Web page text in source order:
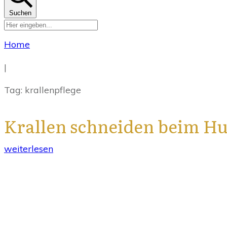
Suchen
Home
|
Tag: krallenpflege
Krallen schneiden beim
weiterlesen